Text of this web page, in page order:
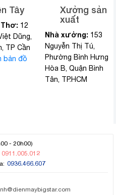
Tây
Thơ: 12
Dũng,
TP Cần
bản đồ
Xưởng sản
xuất
Nhà xưởng: 153
Nguyễn Thị Tú,
Phường Bình Hưng
Hòa B, Quận Bình
Tân, TP.HCM
- 20h00)
0911.005.012
0936.466.607